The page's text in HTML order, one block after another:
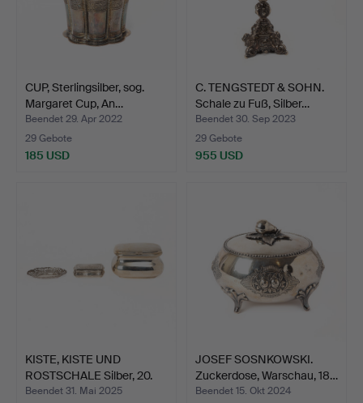
CUP, Sterlingsilber, sog.
Margaret Cup, An…
Beendet 29. Apr 2022
29 Gebote
185 USD
C. TENGSTEDT & SOHN.
Schale zu Fuß, Silber…
Beendet 30. Sep 2023
29 Gebote
955 USD
KISTE, KISTE UND
ROSTSCHALE Silber, 20.
Ja…
Beendet 31. Mai 2025
JOSEF SOSNKOWSKI.
Zuckerdose, Warschau, 18…
Beendet 15. Okt 2024